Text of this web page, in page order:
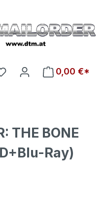
Du hast 0 Produkte auf
0,00 €*
THE BONE
Ray)